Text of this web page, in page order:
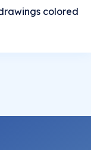
colored